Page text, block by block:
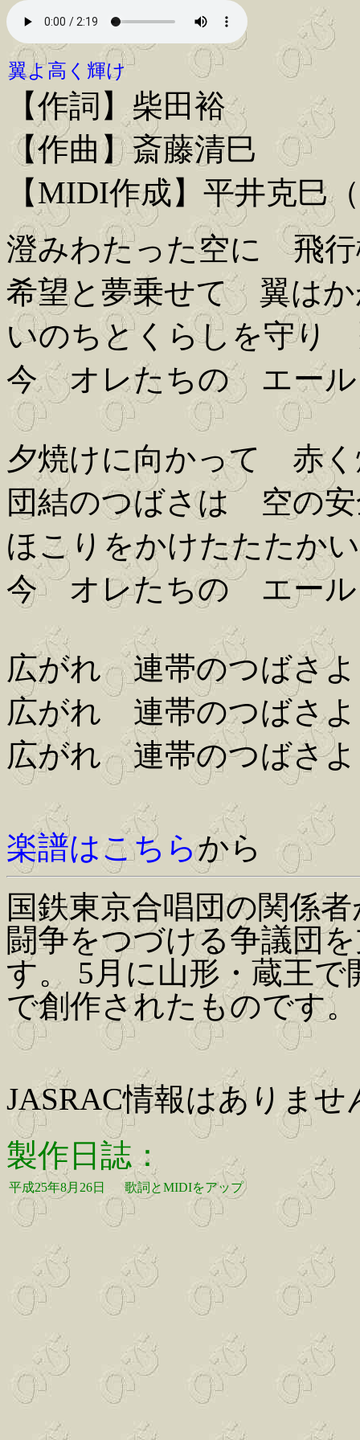
翼よ高く輝け
【作詞】柴田裕
【作曲】斎藤清巳
【MIDI作成】平井克巳
澄みわたった空に 飛行
希望と夢乗せて 翼はか
いのちとくらしを守り
今 オレたちの エール
夕焼けに向かって 赤
団結のつばさは 空の
ほこりをかけたたたか
今 オレたちの エール
広がれ 連帯のつばさ
広がれ 連帯のつばさ
広がれ 連帯のつばさ
楽譜はこちらから
国鉄東京合唱団の関係
闘争をつづける争議団
す。 5月に山形・蔵王
で創作されたものです。
JASRAC情報はありませ
製作日誌：
平成25年8月26日 歌詞とMIDIをアップ